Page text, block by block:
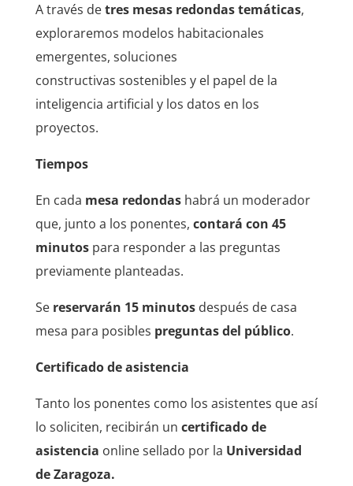
A través detres mesas redondas temáticas,
exploraremos modelos habitacionales
emergentes, soluciones
constructivas sostenibles y el papel de la
inteligencia artificial y los datos en los
proyectos.
Tiempos
En cada mesa redondashabrá un moderador
que, junto a los ponentes, contará con 45
minutospara responder a las preguntas
previamente planteadas.
Se reservarán 15 minutosdespués de casa
mesa para posibles preguntas del público.
Certificado de asistencia
Tanto los ponentes como los asistentes que así
lo soliciten, recibirán un certificado de
asistencia online sellado por la Universidad
de Zaragoza.